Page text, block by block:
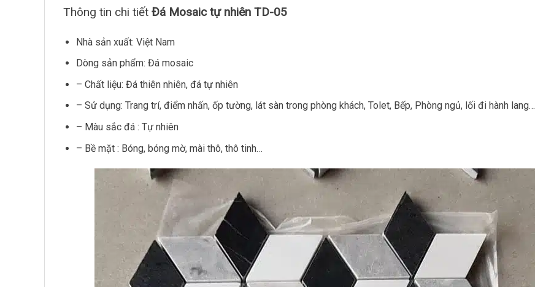
Thông tin chi tiết Đá Mosaic tự nhiên TD-05
Nhà sản xuất: Việt Nam
Dòng sản phẩm: Đá mosaic
– Chất liệu: Đá thiên nhiên, đá tự nhiên
– Sử dụng: Trang trí, điểm nhấn, ốp tường, lát sàn trong phòng khách, Tolet, Bếp, Phòng ngủ, lối đi hành lang…
– Màu sắc đá : Tự nhiên
– Bề mặt : Bóng, bóng mờ, mài thô, thô tinh…